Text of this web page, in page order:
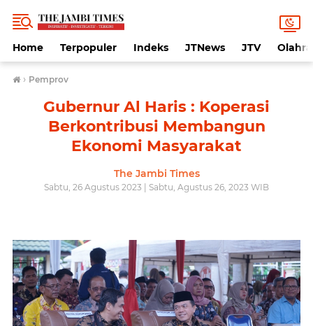
Home Terpopuler Indeks JTNews JTV
› Pemprov
Gubernur Al Haris : Koperasi
Berkontribusi Membangun
Ekonomi Masyarakat
The Jambi Times
Sabtu, 26 Agustus 2023 | Sabtu, Agustus 26, 2023 WIB